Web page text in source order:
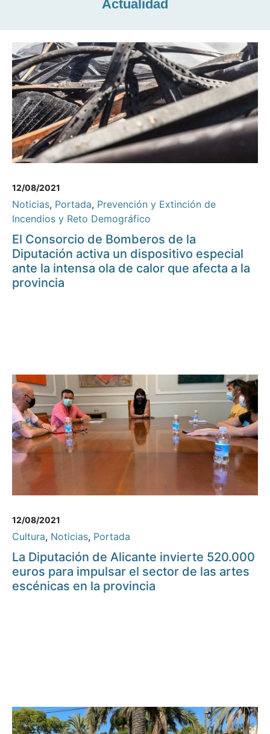
Actualidad
12/08/2021
Noticias, Portada, Prevención y Extinción de
Incendios y Reto Demográfico
El Consorcio de Bomberos de la
Diputación activa un dispositivo especial
ante la intensa ola de calor que afecta a la
provincia
12/08/2021
Cultura, Noticias, Portada
La Diputación de Alicante invierte 520.000
euros para impulsar el sector de las artes
escénicas en la provincia